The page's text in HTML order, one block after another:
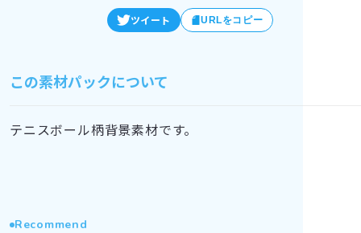
ツイート URLをコピー
この素材パックについて
テニスボール柄背景素材です。
Recommend